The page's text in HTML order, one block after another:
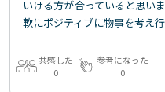
いける方が合っていると思い
軟にポジティブに物事を考え
共感した
0
参考になった
0